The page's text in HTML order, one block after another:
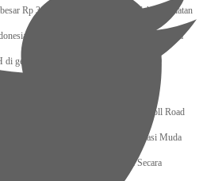
Rp 3,4 Triliun untuk Program Cek Kesehatan
di Perbatasan Terluar Indonesia Malaysia
gelar oleh Kementerian Agama pada 29
Darurat Bencana di Daerah
Idul Fitri 1446h / 2025m, Waskita Toll Road
Sinergi Demi Lapangan Kerja Generasi Muda
Penyaluran Bansos Dilakukan Secara